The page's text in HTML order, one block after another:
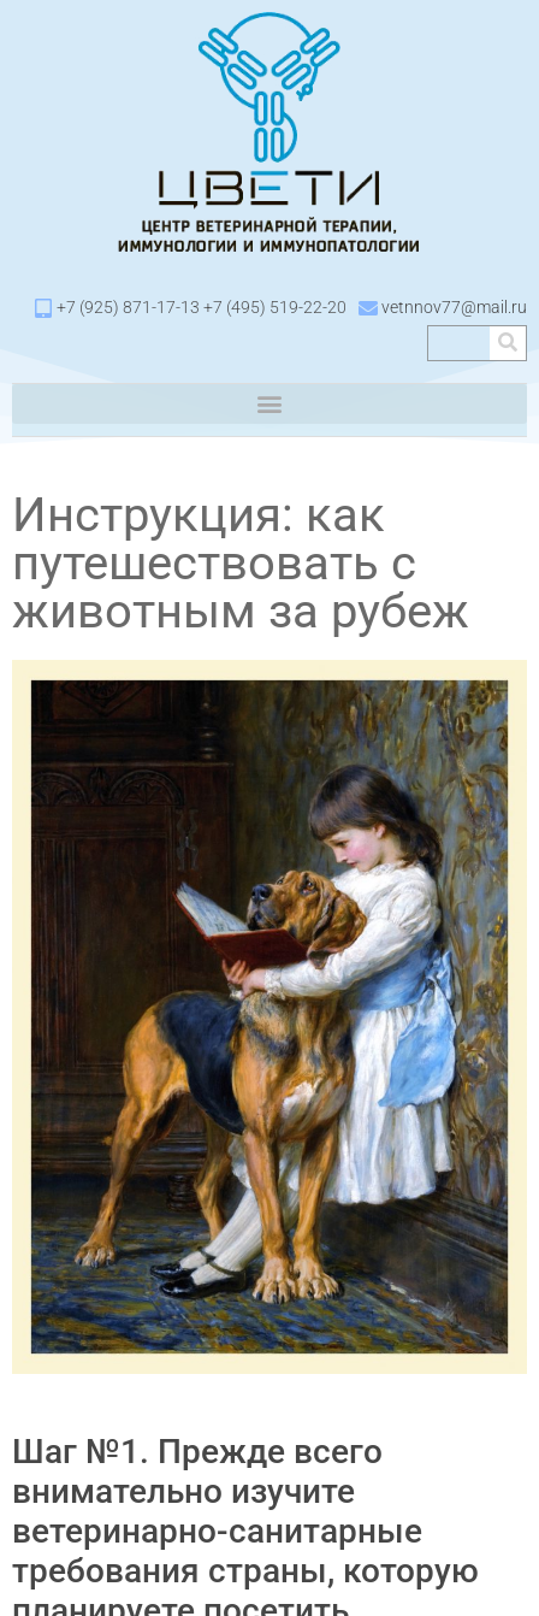
+7 (925) 871-17-13 +7 (495) 519-22-20 vetnnov77@mail.ru
Инструкция: как
путешествовать с
животным за рубеж
Шаг №1. Прежде всего
внимательно изучите
ветеринарно-санитарные
требования страны, которую